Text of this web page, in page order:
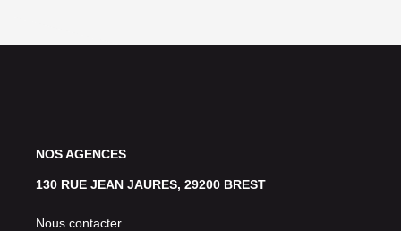
NOS AGENCES
130 RUE JEAN JAURES, 29200 BREST
Nous contacter